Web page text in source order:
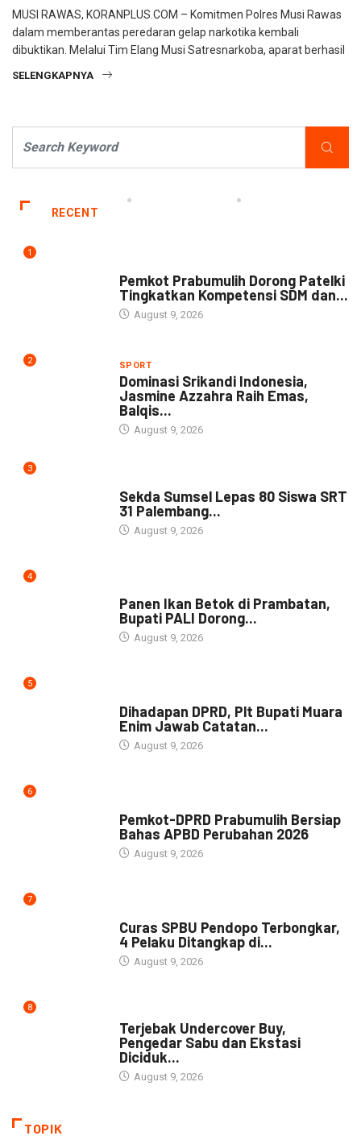
MUSI RAWAS, KORANPLUS.COM – Komitmen Polres Musi Rawas
dalam memberantas peredaran gelap narkotika kembali
dibuktikan. Melalui Tim Elang Musi Satresnarkoba, aparat berhasil
SELENGKAPNYA
RECENT
1
Pemkot Prabumulih Dorong Patelki
Tingkatkan Kompetensi SDM dan...
August 9, 2026
2 SPORT
Dominasi Srikandi Indonesia,
Jasmine Azzahra Raih Emas,
Balqis...
August 9, 2026
3
Sekda Sumsel Lepas 80 Siswa SRT
31 Palembang...
August 9, 2026
4
Panen Ikan Betok di Prambatan,
Bupati PALI Dorong...
August 9, 2026
5
Dihadapan DPRD, Plt Bupati Muara
Enim Jawab Catatan...
August 9, 2026
6
Pemkot-DPRD Prabumulih Bersiap
Bahas APBD Perubahan 2026
August 9, 2026
7
Curas SPBU Pendopo Terbongkar,
4 Pelaku Ditangkap di...
August 9, 2026
8
Terjebak Undercover Buy,
Pengedar Sabu dan Ekstasi
Diciduk...
August 9, 2026
TOPIK